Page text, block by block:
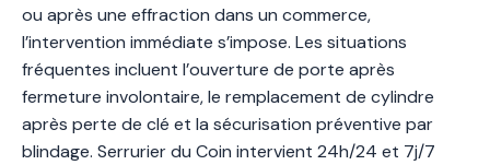
ou après une effraction dans un commerce,
l’intervention immédiate s’impose. Les situations
fréquentes incluent l’ouverture de porte après
fermeture involontaire, le remplacement de cylindre
après perte de clé et la sécurisation préventive par
blindage. Serrurier du Coin intervient 24h/24 et 7j/7